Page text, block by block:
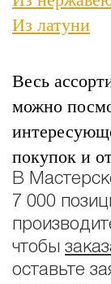
Из латуни
Весь
можно
покупок и
В
7 000
чтобы
оставьте